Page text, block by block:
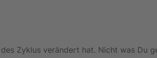
Zyklus verändert hat. Nicht was Du